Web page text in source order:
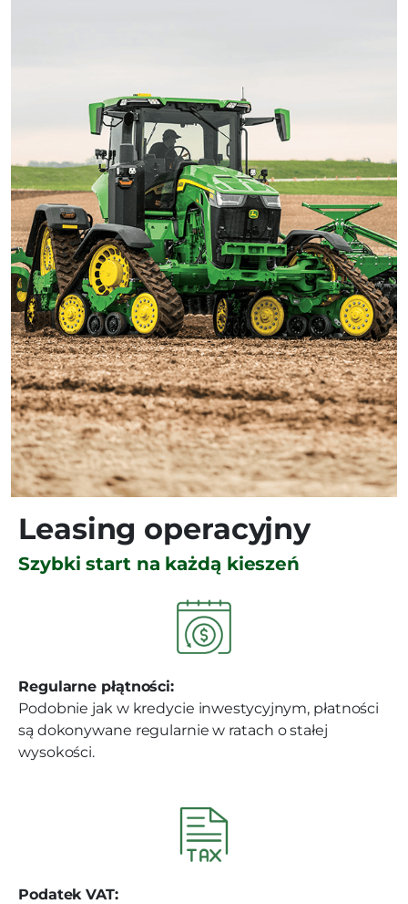
Leasing operacyjny
Szybki start na każdą kieszeń
Regularne płątności:
Podobnie jak w kredycie inwestycyjnym, płatności
są dokonywane regularnie w ratach o stałej
wysokości.
Podatek VAT: